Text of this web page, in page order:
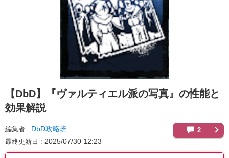
【DbD】
『ヴァルティエル派の写真』の性能と
効果解説
編集者 DbD攻略班
最終更新日 2025/07/30 12:23
2